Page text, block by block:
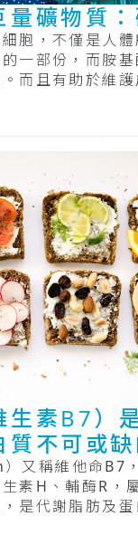
量礦物質
胞，不僅是人
一部份，而胺基
而且有助於維
生素B7）
質不可或
又稱維他命B7
素H、輔酶R，
是代謝脂肪及